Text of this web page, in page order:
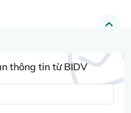
thông tin từ BIDV